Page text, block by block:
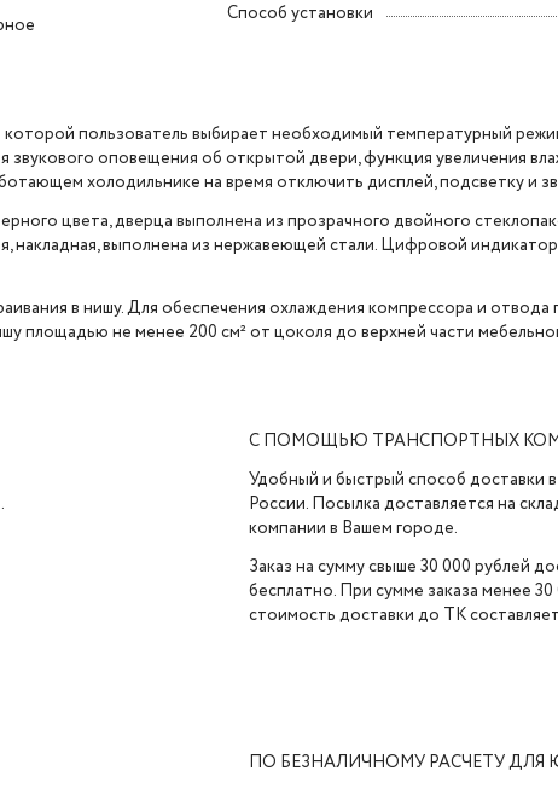
Способ установки
пользователь выбирает необходимый температурный
оповещения об открытой двери, функция увеличения
холодильнике на время отключить дисплей, подсветку и
цвета, дверца выполнена из прозрачного двойного
накладная, выполнена из нержавеющей стали. Цифровой
в нишу. Для обеспечения охлаждения компрессора и отвода
площадью не менее 200 см² от цоколя до верхней части
С ПОМОЩЬЮ ТРАНСПОРТНЫХ
Удобный и быстрый способ доставки
России. Посылка доставляется на
компании в Вашем городе.
Заказ на сумму свыше 30 000 рублей
бесплатно. При сумме заказа менее 30
стоимость доставки до ТК
ПО БЕЗНАЛИЧНОМУ РАСЧЕТУ